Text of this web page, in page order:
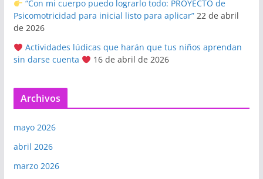
“Con mi cuerpo puedo lograrlo todo: PROYECTO de
Psicomotricidad para inicial listo para aplicar” 22 de abril
de 2026
Actividades lúdicas que harán que tus niños aprendan
sin darse cuenta
16 de abril de 2026
Archivos
mayo 2026
abril 2026
marzo 2026